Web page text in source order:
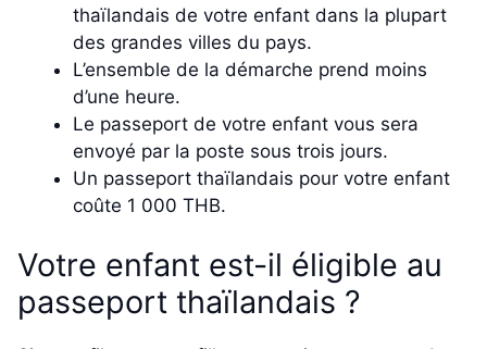
thaïlandais de votre enfant dans la plupart
des grandes villes du pays.
L’ensemble de la démarche prend moins
d’une heure.
Le passeport de votre enfant vous sera
envoyé par la poste sous trois jours.
Un passeport thaïlandais pour votre enfant
coûte 1 000 THB.
Votre enfant est-il éligible au
passeport thaïlandais ?